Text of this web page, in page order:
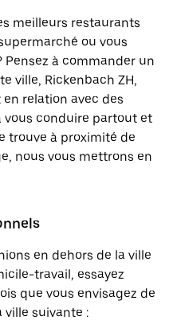
meilleurs restaurants
ou vous
à commander un
ville, Rickenbach ZH,
relation avec des
conduire partout et
trouve à proximité de
nous vous mettrons en
en dehors de la ville
travail, essayez
que vous envisagez de
ville suivante :